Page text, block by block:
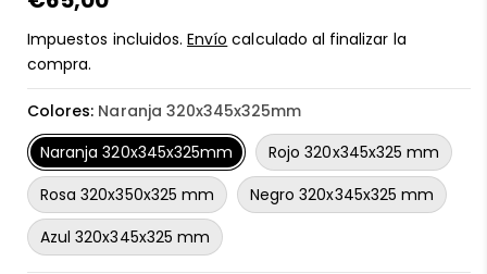
regular
Impuestos incluidos.Envío calculado al finalizar la
compra.
Colores: Naranja 320x345x325mm
Naranja 320x345x325mm
Rojo 320x345x325 mm
Rosa 320x350x325 mm
Negro 320x345x325 mm
Azul 320x345x325 mm